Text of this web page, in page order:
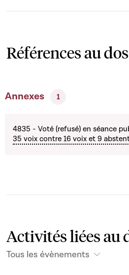
Références au
Annexes 1
4835 - Voté (refusé) en séance
35 voix contre 16 voix et 9
Activités liées au
Tous les évènements